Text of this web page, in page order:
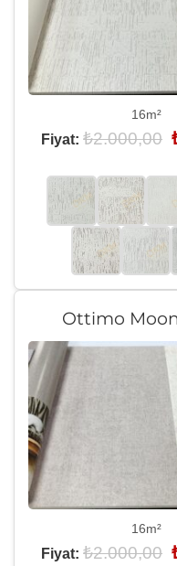
16m²
Fiyat:₺2.000,00
Ottimo
16m²
Fiyat:₺2.000,00